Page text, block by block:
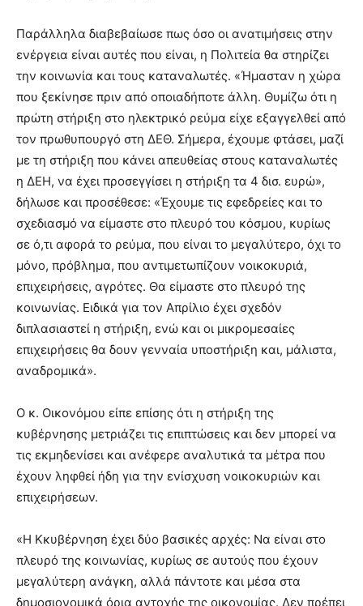
Παράλληλα διαβεβαίωσε πως όσο οι ανατιμήσεις στην
ενέργεια είναι αυτές που είναι, η Πολιτεία θα στηρίζει
την κοινωνία και τους καταναλωτές. «Ήμασταν η χώρα
που ξεκίνησε πριν από οποιαδήποτε άλλη. Θυμίζω ότι η
πρώτη στήριξη στο ηλεκτρικό ρεύμα είχε εξαγγελθεί από
τον πρωθυπουργό στη ΔΕΘ. Σήμερα, έχουμε φτάσει, μαζί
με τη στήριξη που κάνει απευθείας στους καταναλωτές
η ΔΕΗ, να έχει προσεγγίσει η στήριξη τα 4 δισ. ευρώ»,
δήλωσε και προσέθεσε: «Έχουμε τις εφεδρείες και το
σχεδιασμό να είμαστε στο πλευρό του κόσμου, κυρίως
σε ό,τι αφορά το ρεύμα, που είναι το μεγαλύτερο, όχι το
μόνο, πρόβλημα, που αντιμετωπίζουν νοικοκυριά,
επιχειρήσεις, αγρότες. Θα είμαστε στο πλευρό της
κοινωνίας. Ειδικά για τον Απρίλιο έχει σχεδόν
διπλασιαστεί η στήριξη, ενώ και οι μικρομεσαίες
επιχειρήσεις θα δουν γενναία υποστήριξη και, μάλιστα,
αναδρομικά».
Ο κ. Οικονόμου είπε επίσης ότι η στήριξη της
κυβέρνησης μετριάζει τις επιπτώσεις και δεν μπορεί να
τις εκμηδενίσει και ανέφερε αναλυτικά τα μέτρα που
έχουν ληφθεί ήδη για την ενίσχυση νοικοκυριών και
επιχειρήσεων.
«Η Κκυβέρνηση έχει δύο βασικές αρχές: Να είναι στο
πλευρό της κοινωνίας, κυρίως σε αυτούς που έχουν
μεγαλύτερη ανάγκη, αλλά πάντοτε και μέσα στα
δημοσιονομικά όρια αντοχής της οικονομίας. Δεν πρέπει